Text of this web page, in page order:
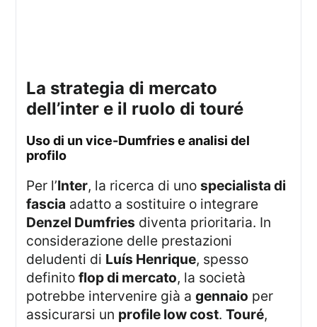
la strategia di mercato
dell’inter e il ruolo di touré
uso di un vice-Dumfries e analisi del
profilo
Per l’Inter, la ricerca di unospecialista di
fascia adatto a sostituire o integrare
Denzel Dumfries diventa prioritaria. In
considerazione delle prestazioni
deludenti di Luís Henrique, spesso
definitoflop di mercato, la società
potrebbe intervenire già agennaio per
assicurarsi un profile low cost.Touré,